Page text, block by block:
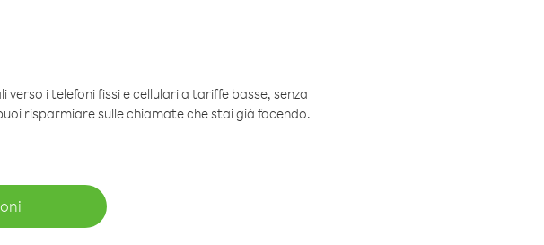
i telefoni fissi e cellulari a tariffe basse, senza
risparmiare sulle chiamate che stai già facendo.